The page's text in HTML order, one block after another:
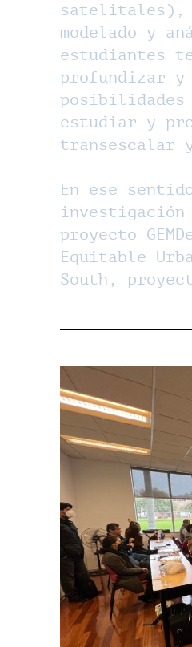
satelitales),
modelado y
estudiantes
profundizar
posibilidades
estudiar y
transescalar
En ese
proyecto
Equitable
South,